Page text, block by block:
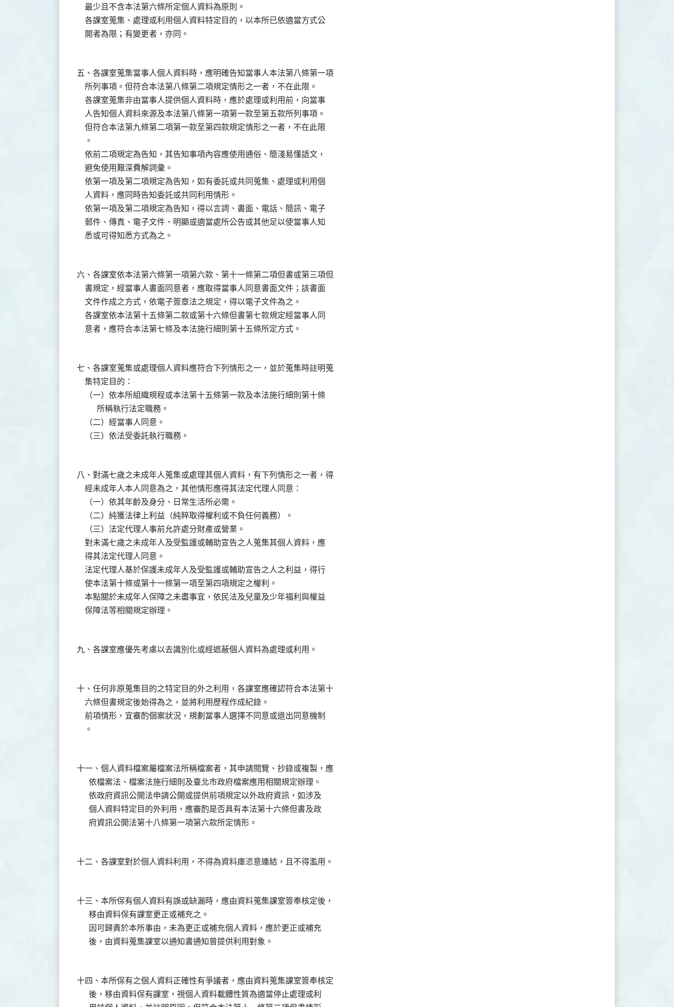
    最少且不含本法第六條所定個人資料為原則。
    各課室蒐集、處理或利用個人資料特定目的，以本所已依適當方式公
五、各課室蒐集當事人個人資料時，應明確告知當事人本法第八條第一項
    所列事項。但符合本法第八條第二項規定情形之一者，不在此限。
    各課室蒐集非由當事人提供個人資料時，應於處理或利用前，向當事
    人告知個人資料來源及本法第八條第一項第一款至第五款所列事項。
    但符合本法第九條第二項第一款至第四款規定情形之一者，不在此限
    。
    依前二項規定為告知，其告知事項內容應使用通俗、簡淺易懂語文，
    避免使用艱深費解詞彙。
    依第一項及第二項規定為告知，如有委託或共同蒐集、處理或利用個
    人資料，應同時告知委託或共同利用情形。
    依第一項及第二項規定為告知，得以言詞、書面、電話、簡訊、電子
    郵件、傳真、電子文件、明顯或適當處所公告或其他足以使當事人知
六、各課室依本法第六條第一項第六款、第十一條第二項但書或第三項但
    書規定，經當事人書面同意者，應取得當事人同意書面文件；該書面
    文件作成之方式，依電子簽章法之規定，得以電子文件為之。
    各課室依本法第十五條第二款或第十六條但書第七款規定經當事人同
七、各課室蒐集或處理個人資料應符合下列情形之一，並於蒐集時註明蒐
    集特定目的：
    （一）依本所組織規程或本法第十五條第一款及本法施行細則第十條
          所稱執行法定職務。
    （二）經當事人同意。
八、對滿七歲之未成年人蒐集或處理其個人資料，有下列情形之一者，得
    經未成年人本人同意為之，其他情形應得其法定代理人同意：
    （一）依其年齡及身分、日常生活所必需。
    （二）純獲法律上利益（純粹取得權利或不負任何義務）。
    （三）法定代理人事前允許處分財產或營業。
    對未滿七歲之未成年人及受監護或輔助宣告之人蒐集其個人資料，應
    得其法定代理人同意。
    法定代理人基於保護未成年人及受監護或輔助宣告之人之利益，得行
    使本法第十條或第十一條第一項至第四項規定之權利。
    本點關於未成年人保障之未盡事宜，依民法及兒童及少年福利與權益
十、任何非原蒐集目的之特定目的外之利用，各課室應確認符合本法第十
    六條但書規定後始得為之，並將利用歷程作成紀錄。
    前項情形，宜審酌個案狀況，規劃當事人選擇不同意或退出同意機制
十一、個人資料檔案屬檔案法所稱檔案者，其申請閱覽、抄錄或複製，應
      依檔案法、檔案法施行細則及臺北市政府檔案應用相關規定辦理。
      依政府資訊公開法申請公開或提供前項規定以外政府資訊，如涉及
      個人資料特定目的外利用，應審酌是否具有本法第十六條但書及政
十三、本所保有個人資料有誤或缺漏時，應由資料蒐集課室簽奉核定後，
      移由資料保有課室更正或補充之。
      因可歸責於本所事由，未為更正或補充個人資料，應於更正或補充
十四、本所保有之個人資料正確性有爭議者，應由資料蒐集課室簽奉核定
      後，移由資料保有課室，視個人資料載體性質為適當停止處理或利